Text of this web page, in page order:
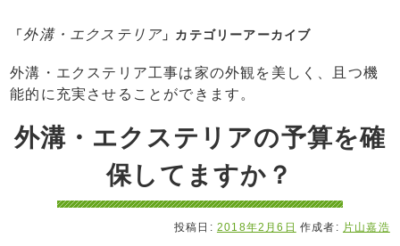
「外溝・エクステリア 」カテゴリーアーカイブ
外溝・エクステリア工事は家の外観を美しく、且つ機
能的に充実させることができます。
外溝・エクステリアの予算を確
保してますか？
投稿日: 2018年2月6日 作成者: 片山嘉浩